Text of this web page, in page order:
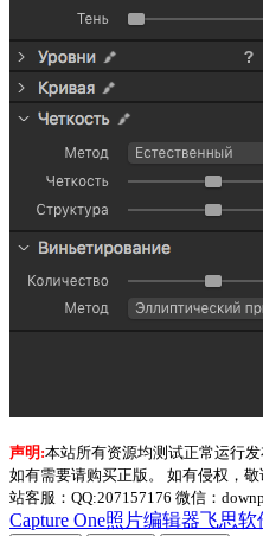
声明:本站所有资源均测试正常运行
如有需要请购买正版。 如有侵权，
站客服：QQ:207157176 微信：
Capture One照片编辑器飞思软